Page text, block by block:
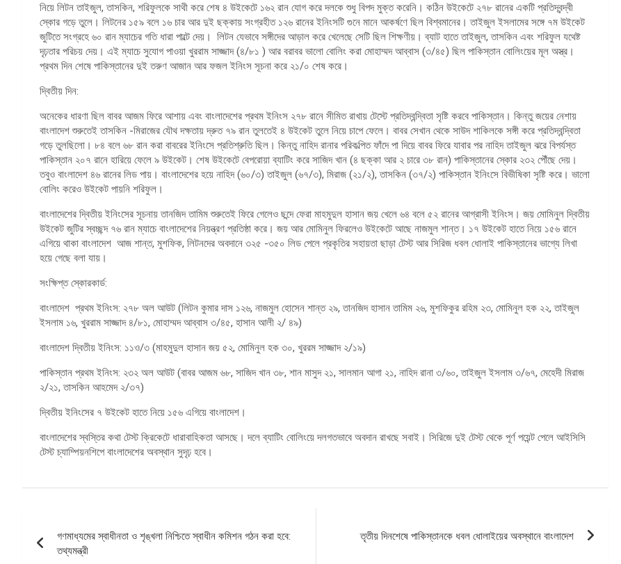
নিয়ে লিটন তাইজুল, তাসকিন, শরিফুলকে সাথী করে শেষ ৪ উইকেটে ১৬২ রান যোগ করে দলকে শুধু বিপদ মুক্ত করেনি। কঠিন উইকেটে ২৭৮ রানের একটি প্রতিদ্বন্দ্বী
স্কোর গড়ে তুলে। লিটনের ১৫৯ বলে ১৬ চার আর দুই ছক্কায় সংগ্রহীত ১২৬ রানের ইনিংসটি গুনে মানে আকর্ষণে ছিল বিশ্বমানের। তাইজুল ইসলামের সঙ্গে ৭ম উইকেট
জুটিতে সংগ্রহে ৬০ রান ম্যাচের গতি ধারা পাল্টে দেয়। লিটন যেভাবে সঙ্গীদের আড়াল করে খেলেছে সেটি ছিল শিক্ষণীয়। ব্যাট হাতে তাইজুল, তাসকিন এবং শরিফুল যথেষ্ট
দৃঢ়তার পরিচয় দেয়। এই ম্যাচে সুযোগ পাওয়া খুররাম সাজ্জাদ (৪/৮১ ) আর বরাবর ভালো বোলিং করা মোহাম্মদ আব্বাস (৩/৪৫) ছিল পাকিস্তান বোলিংয়ের মূল অস্ত্র।
প্রথম দিন শেষে পাকিস্তানের দুই তরুণ আজান আর ফজল ইনিংস সূচনা করে ২১/০ শেষ করে।
দ্বিতীয় দিন:
অনেকের ধারণা ছিল বাবর আজম ফিরে আশায় এবং বাংলাদেশের প্রথম ইনিংস ২৭৮ রানে সীমিত রাখায় টেস্টে প্রতিদ্বন্দ্বিতা সৃষ্টি করবে পাকিস্তান। কিন্তু জয়ের নেশায়
বাংলাদেশ শুরুতেই তাসকিন -মিরাজের যৌথ দক্ষতায় দ্রুত ৭৯ রান তুলতেই ৪ উইকেট তুলে নিয়ে চাপে ফেলে। বাবর সেখান থেকে সাউদ শাকিলকে সঙ্গী করে প্রতিদ্বন্দ্বিতা
গড়ে তুলছিলো। ৮৪ বলে ৬৮ রান করা বাবরের ইনিংসে প্রতিশ্রুতি ছিল। কিন্তু নাহিদ রানার পরিকল্পিত ফাঁদে পা দিয়ে বাবর ফিরে যাবার পর নাহিদ তাইজুল ঝরে বিপর্যস্ত
পাকিস্তান ২০৭ রানে হারিয়ে ফেলে ৯ উইকেট। শেষ উইকেটে বেপরোয়া ব্যাটিং করে সাজিদ খান (৪ ছক্কা আর ২ চারে ৩৮ রান) পাকিস্তানের স্কোর ২৩২ পৌঁছে দেয়।
তবুও বাংলাদেশ ৪৬ রানের লিড পায়। বাংলাদেশের হয়ে নাহিদ (৬০/৩) তাইজুল (৬৭/৩), মিরাজ (২১/২), তাসকিন (৩৭/২) পাকিস্তান ইনিংসে বিভীষিকা সৃষ্টি করে। ভালো
বোলিং করেও উইকেট পায়নি শরিফুল।
বাংলাদেশের দ্বিতীয় ইনিংসের সূচনায় তানজিদ তামিম শুরুতেই ফিরে গেলেও ছন্দে ফেরা মাহমুদুল হাসান জয় খেলে ৬৪ বলে ৫২ রানের আগ্রাসী ইনিংস। জয় মোমিনুল দ্বিতীয়
উইকেট জুটির স্বচ্ছন্দ ৭৬ রান ম্যাচে বাংলাদেশের নিয়ন্ত্রণ প্রতিষ্ঠা করে। জয় আর মোমিনুল ফিরলেও উইকেটে আছে নাজমুল শান্ত। ১৭ উইকেট হাতে নিয়ে ১৫৬ রানে
এগিয়ে থাকা বাংলাদেশ আজ শান্ত, মুশফিক, লিটনদের অবদানে ৩২৫ -৩৫০ লিড পেলে প্রকৃতির সহায়তা ছাড়া টেস্ট আর সিরিজ ধবল ধোলাই পাকিস্তানের ভাগ্যে লিখা
হয়ে গেছে বলা যায়।
সংক্ষিপ্ত স্কোরকার্ড:
বাংলাদেশ প্রথম ইনিংস: ২৭৮ অল আউট (লিটন কুমার দাস ১২৬, নাজমুল হোসেন শান্ত ২৯, তানজিদ হাসান তামিম ২৬, মুশফিকুর রহিম ২৩, মোমিনুল হক ২২, তাইজুল
ইসলাম ১৬, খুররাম সাজ্জাদ ৪/৮১, মোহাম্মদ আব্বাস ৩/৪৫, হাসান আলী ২/ ৪৯)
বাংলাদেশ দ্বিতীয় ইনিংস: ১১ও/৩ (মাহমুদুল হাসান জয় ৫২, মোমিনুল হক ৩০, খুররম সাজ্জাদ ২/১৯)
পাকিস্তান প্রথম ইনিংস: ২৩২ অল আউট (বাবর আজম ৬৮, সাজিদ খান ৩৮, শান মাসুদ ২১, সালমান আগা ২১, নাহিদ রানা ৩/৬০, তাইজুল ইসলাম ৩/৬৭, মেহেদী মিরাজ
২/২১, তাসকিন আহমেদ ২/৩৭)
দ্বিতীয় ইনিংসের ৭ উইকেট হাতে নিয়ে ১৫৬ এগিয়ে বাংলাদেশ।
বাংলাদেশের স্বস্তির কথা টেস্ট ক্রিকেটে ধারাবাহিকতা আসছে। দলে ব্যাটিং বোলিংয়ে দলগতভাবে অবদান রাখছে সবাই। সিরিজে দুই টেস্ট থেকে পূর্ণ পয়েন্ট পেলে আইসিসি
টেস্ট চ্যাম্পিয়নশিপে বাংলাদেশের অবস্থান সুদৃঢ় হবে।
ন্যাভিগেশন
গণমাধ্যমের স্বাধীনতা ও শৃঙ্খলা নিশ্চিতে স্বাধীন কমিশন গঠন করা হবে:
তথ্যমন্ত্রী
তৃতীয় দিনশেষে পাকিস্তানকে ধবল ধোলাইয়ের অবস্থানে বাংলাদেশ